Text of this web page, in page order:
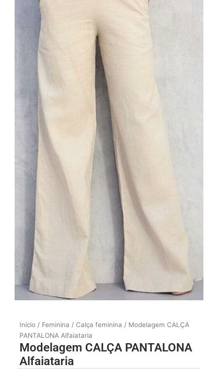
Início / Feminina / Calça feminina / Modelagem CALÇA
PANTALONA Alfaiataria
Modelagem CALÇA PANTALONA
Alfaiataria